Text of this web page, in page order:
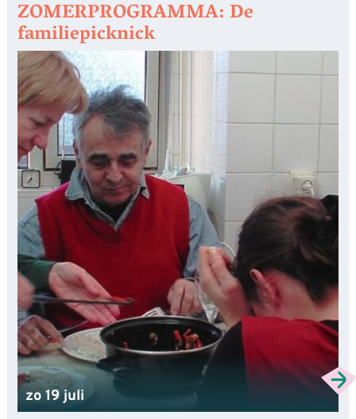
ZOMERPROGRAMMA: De
familiepicknick
zo 19 juli